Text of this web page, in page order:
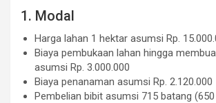
1. Modal
Harga lahan 1 hektar asumsi Rp.
Biaya pembukaan lahan hingga
asumsi Rp. 3.000.000
Biaya penanaman asumsi Rp. 2.120.000
Pembelian bibit asumsi 715 batang